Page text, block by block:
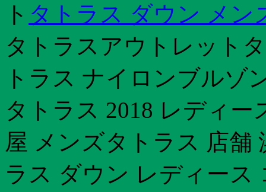
ト タトラス ダウン メン
タトラスアウトレット
トラス ナイロンブルゾ
タトラス 2018 レディ
屋 メンズタトラス 店舗
ラス ダウン レディース